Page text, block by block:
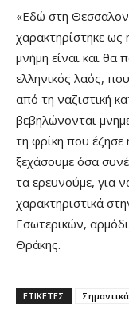
«Εδώ στη
χαρακτηρίστηκε
μνήμη είναι και θα
ελληνικός λαός,
από τη ναζιστική
βεβηλώνονται
τη φρίκη που
ξεχάσουμε όσα
τα ερευνούμε, για
χαρακτηριστικά
Εσωτερικών,
Θράκης.
ΕΤΙΚΕΤΕΣ Σημαντικά